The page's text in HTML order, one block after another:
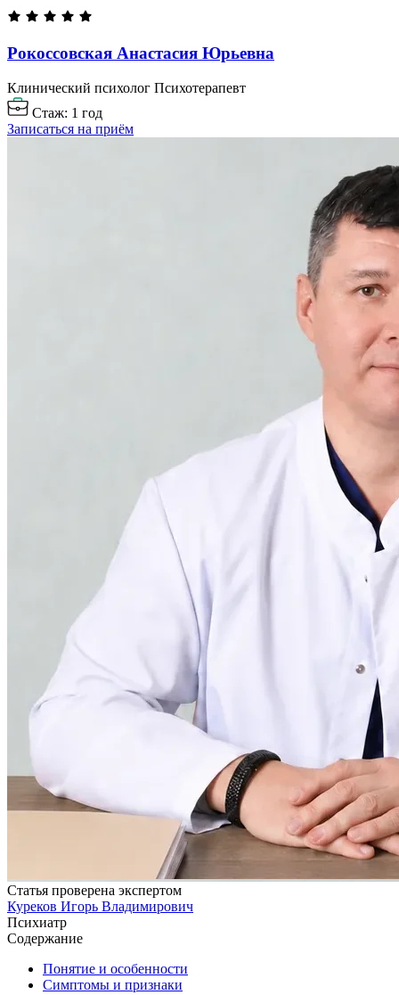
Рокоссовская Анастасия Юрьевна
Клинический психолог Психотерапевт
Стаж: 1 год
Записаться на приём
Статья проверена экспертом
Куреков Игорь Владимирович
Психиатр
Содержание
Понятие и особенности
Симптомы и признаки